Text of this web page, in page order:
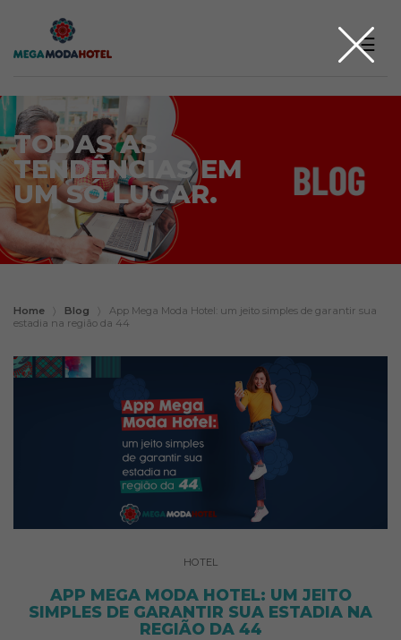
☰
TODAS AS
TENDÊNCIAS EM
UM SÓ LUGAR.
Home 〉 Blog 〉 App Mega Moda Hotel: um jeito simples de garantir sua
estadia na região da 44
HOTEL
APP MEGA MODA HOTEL: UM JEITO
SIMPLES DE GARANTIR SUA ESTADIA NA
REGIÃO DA 44